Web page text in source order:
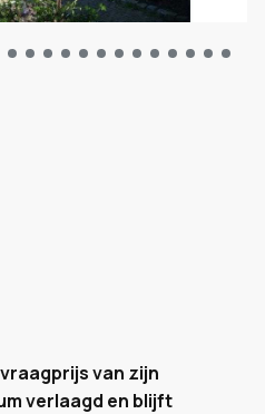
van zijn
verlaagd en blijft